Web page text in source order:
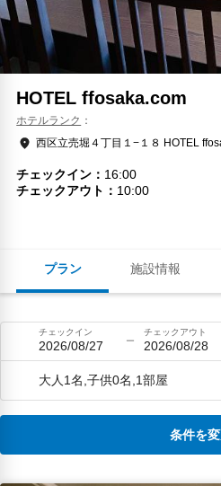
プラン 施設情報
HOTEL ffosaka.com
ホテルランク
西区立売堀４丁目１−１８ HOTEL
チェックイン
16:00
チェックアウト
10:00
チェックイン
2026/08/27
チェックアウト
2026/08/28
大人1名,子供0名,1部屋
条件を